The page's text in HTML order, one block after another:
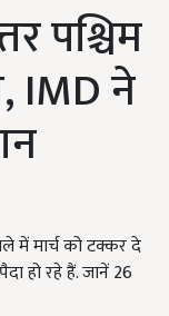
पश्चिम
IMD ने
में मार्च को टक्कर दे
हो रहे हैं. जानें 26